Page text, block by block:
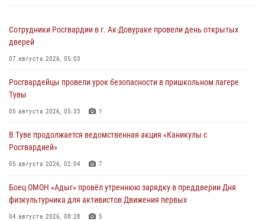
Сотрудники Росгвардии в г. Ак-Довураке провели день открытых
дверей
07 августа 2026, 05:03
Росгвардейцы провели урок безопасности в пришкольном лагере
Тувы
05 августа 2026, 05:33 1
В Туве продолжается ведомственная акция «Каникулы с
Росгвардией»
05 августа 2026, 02:04 7
Боец ОМОН «Адыг» провёл утреннюю зарядку в преддверии Дня
физкультурника для активистов Движения первых
04 августа 2026, 08:28 5